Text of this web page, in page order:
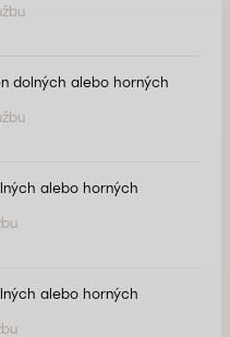
dolných alebo horných
alebo horných
alebo horných